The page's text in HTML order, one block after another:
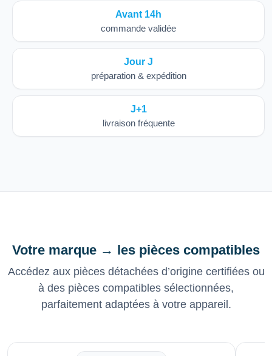
Avant 14h
commande validée
Jour J
préparation & expédition
J+1
livraison fréquente
Votre marque → les pièces compatibles
Accédez aux pièces détachées d’origine certifiées ou
à des pièces compatibles sélectionnées,
parfaitement adaptées à votre appareil.